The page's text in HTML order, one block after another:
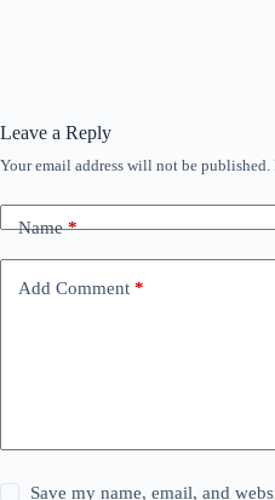
Leave a Reply
Your email address will not be published.
Name*
Add Comment *
Save my name, email, and